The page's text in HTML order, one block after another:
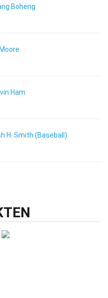
Boheng
Ham
H. Smith (Baseball)